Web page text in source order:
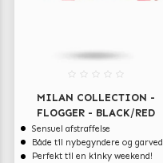
MILAN COLLECTION -
FLOGGER - BLACK/RED
Sensuel afstraffelse
Både til nybegyndere og garvede eksperter
Perfekt til en kinky weekend!